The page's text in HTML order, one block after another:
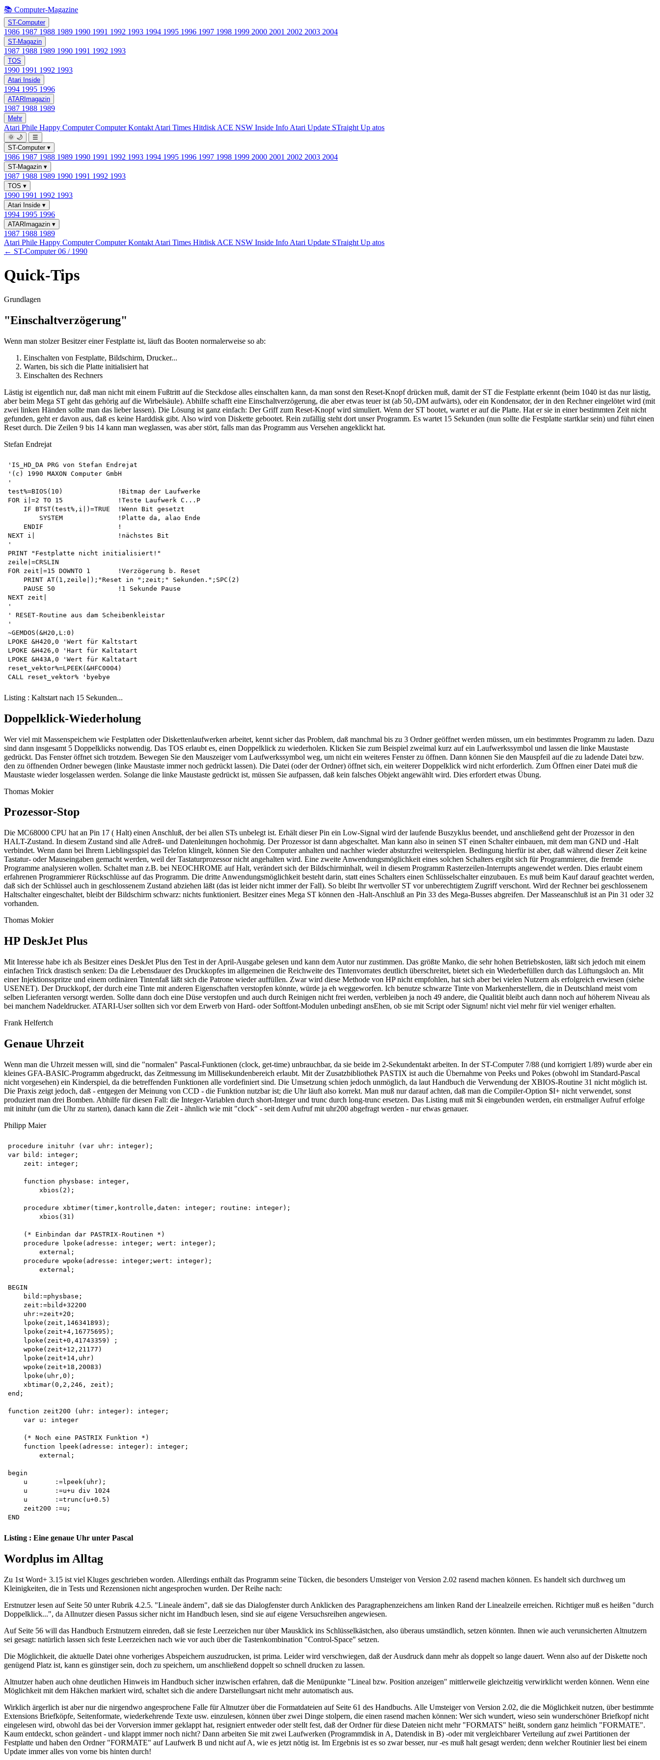
📚 Computer-Magazine
ST-Computer
1986 1987 1988 1989 1990 1991 1992 1993 1994 1995 1996 1997 1998 1999 2000 2001 2002 2003 2004
ST-Magazin
1987 1988 1989 1990 1991 1992 1993
TOS
1990 1991 1992 1993
Atari Inside
1994 1995 1996
ATARImagazin
1987 1988 1989
Mehr
Atari Phile Happy ComputerComputer Kontakt Atari Times Hitdisk ACE NSW Inside Info Atari Update STraight Up atos
🌞 🌙
☰
ST-Computer ▾
1986 1987 1988 1989 1990 1991 1992 1993 1994 1995 1996 1997 1998 1999 2000 2001 2002 2003 2004
ST-Magazin ▾
1987 1988 1989 1990 1991 1992 1993
TOS ▾
1990 1991 1992 1993
Atari Inside ▾
1994 1995 1996
ATARImagazin ▾
1987 1988 1989
Atari Phile Happy ComputerComputer Kontakt Atari Times Hitdisk ACE NSW Inside Info Atari Update STraight Up atos
← ST-Computer 06 / 1990
Quick-Tips
Grundlagen
"Einschaltverzögerung"
Wenn man stolzer Besitzer einer Festplatte ist, läuft das Booten normalerweise so ab:
Einschalten von Festplatte, Bildschirm, Drucker...
Warten, bis sich die Platte initialisiert hat
Einschalten des Rechners
Lästig ist eigentlich nur, daß man nicht mit einem Fußtritt auf die Steckdose alles einschalten kann, da man sonst den Reset-Knopf drücken muß, damit der ST die Festplatte erkennt (beim 1040 ist das nur lästig,
aber beim Mega ST geht das gehörig auf die Wirbelsäule). Abhilfe schafft eine Einschaltverzögerung, die aber etwas teuer ist (ab 50,-DM aufwärts), oder ein Kondensator, der in den Rechner eingelötet wird (mit
zwei linken Händen sollte man das lieber lassen). Die Lösung ist ganz einfach: Der Griff zum Reset-Knopf wird simuliert. Wenn der ST bootet, wartet er auf die Platte. Hat er sie in einer bestimmten Zeit nicht
gefunden, geht er davon aus, daß es keine Harddisk gibt. Also wird von Diskette gebootet. Rein zufällig steht dort unser Programm. Es wartet 15 Sekunden (nun sollte die Festplatte startklar sein) und führt einen
Reset durch. Die Zeilen 9 bis 14 kann man weglassen, was aber stört, falls man das Programm aus Versehen angeklickt hat.
Stefan Endrejat
'IS_HD_DA PRG von Stefan Endrejat
'(c) 1990 MAXON Computer GmbH
'
test%=BIOS(10)              !Bitmap der Laufwerke
FOR i|=2 TO 15              !Teste Laufwerk C...P
    IF BTST(test%,i|)=TRUE  !Wenn Bit gesetzt
        SYSTEM              !Platte da, alao Ende
    ENDIF                   !
NEXT i|                     !nächstes Bit
'
PRINT "Festplatte nicht initialisiert!"
zeile|=CRSLIN
FOR zeit|=15 DOWNTO 1       !Verzögerung b. Reset
    PRINT AT(1,zeile|);"Reset in ";zeit;" Sekunden.";SPC(2)
    PAUSE 50                !1 Sekunde Pause
NEXT zeit|
'
' RESET-Routine aus dam Scheibenkleistar
'
~GEMDOS(&H20,L:0)
LPOKE &H420,0 'Wert für Kaltstart
LPOKE &H426,0 'Hart für Kaltatart
LPOKE &H43A,0 'Wert für Kaltatart
reset_vektor%=LPEEK(&HFC0004)
Listing : Kaltstart nach 15 Sekunden...
Doppelklick-Wiederholung
Wer viel mit Massenspeichem wie Festplatten oder Diskettenlaufwerken arbeitet, kennt sicher das Problem, daß manchmal bis zu 3 Ordner geöffnet werden müssen, um ein bestimmtes Programm zu laden. Dazu
sind dann insgesamt 5 Doppelklicks notwendig. Das TOS erlaubt es, einen Doppelklick zu wiederholen. Klicken Sie zum Beispiel zweimal kurz auf ein Laufwerkssymbol und lassen die linke Maustaste
gedrückt. Das Fenster öffnet sich trotzdem. Bewegen Sie den Mauszeiger vom Laufwerkssymbol weg, um nicht ein weiteres Fenster zu öffnen. Dann können Sie den Mauspfeil auf die zu ladende Datei bzw.
den zu öffnenden Ordner bewegen (linke Maustaste immer noch gedrückt lassen). Die Datei (oder der Ordner) öffnet sich, ein weiterer Doppelklick wird nicht erforderlich. Zum Öffnen einer Datei muß die
Maustaste wieder losgelassen werden. Solange die linke Maustaste gedrückt ist, müssen Sie aufpassen, daß kein falsches Objekt angewählt wird. Dies erfordert etwas Übung.
Thomas Mokier
Prozessor-Stop
Die MC68000 CPU hat an Pin 17 ( Halt) einen Anschluß, der bei allen STs unbelegt ist. Erhält dieser Pin ein Low-Signal wird der laufende Buszyklus beendet, und anschließend geht der Prozessor in den
HALT-Zustand. In diesem Zustand sind alle Adreß- und Datenleitungen hochohmig. Der Prozessor ist dann abgeschaltet. Man kann also in seinen ST einen Schalter einbauen, mit dem man GND und -Halt
verbindet. Wenn dann bei Ihrem Lieblingsspiel das Telefon klingelt, können Sie den Computer anhalten und nachher wieder absturzfrei weiterspielen. Bedingung hierfür ist aber, daß während dieser Zeit keine
Tastatur- oder Mauseingaben gemacht werden, weil der Tastaturprozessor nicht angehalten wird. Eine zweite Anwendungsmöglichkeit eines solchen Schalters ergibt sich für Programmierer, die fremde
Programme analysieren wollen. Schaltet man z.B. bei NEOCHROME auf Halt, verändert sich der Bildschirminhalt, weil in diesem Programm Rasterzeilen-Interrupts angewendet werden. Dies erlaubt einem
erfahrenen Programmierer Rückschlüsse auf das Programm. Die dritte Anwendungsmöglichkeit besteht darin, statt eines Schalters einen Schlüsselschalter einzubauen. Es muß beim Kauf darauf geachtet werden,
daß sich der Schlüssel auch in geschlossenem Zustand abziehen läßt (das ist leider nicht immer der Fall). So bleibt Ihr wertvoller ST vor unberechtigtem Zugriff verschont. Wird der Rechner bei geschlossenem
Haltschalter eingeschaltet, bleibt der Bildschirm schwarz: nichts funktioniert. Besitzer eines Mega ST können den -Halt-Anschluß an Pin 33 des Mega-Busses abgreifen. Der Masseanschluß ist an Pin 31 oder 32
vorhanden.
Thomas Mokier
HP DeskJet Plus
Mit Interesse habe ich als Besitzer eines DeskJet Plus den Test in der April-Ausgabe gelesen und kann dem Autor nur zustimmen. Das größte Manko, die sehr hohen Betriebskosten, läßt sich jedoch mit einem
einfachen Trick drastisch senken: Da die Lebensdauer des Druckkopfes im allgemeinen die Reichweite des Tintenvorrates deutlich überschreitet, bietet sich ein Wiederbefüllen durch das Lüftungsloch an. Mit
einer Injektionsspritze und einem ordinären Tintenfaß läßt sich die Patrone wieder auffüllen. Zwar wird diese Methode von HP nicht empfohlen, hat sich aber bei vielen Nutzern als erfolgreich erwiesen (siehe
USENET). Der Druckkopf, der durch eine Tinte mit anderen Eigenschaften verstopfen könnte, würde ja eh weggeworfen. Ich benutze schwarze Tinte von Markenherstellern, die in Deutschland meist vom
selben Lieferanten versorgt werden. Sollte dann doch eine Düse verstopfen und auch durch Reinigen nicht frei werden, verbleiben ja noch 49 andere, die Qualität bleibt auch dann noch auf höherem Niveau als
bei manchem Nadeldrucker. ATARI-User sollten sich vor dem Erwerb von Hard- oder Softfont-Modulen unbedingt ansEhen, ob sie mit Script oder Signum! nicht viel mehr für viel weniger erhalten.
Frank Helfertch
Genaue Uhrzeit
Wenn man die Uhrzeit messen will, sind die "normalen" Pascal-Funktionen (clock, get-time) unbrauchbar, da sie beide im 2-Sekundentakt arbeiten. In der ST-Computer 7/88 (und korrigiert 1/89) wurde aber ein
kleines GFA-BASIC-Programm abgedruckt, das Zeitmessung im Millisekundenbereich erlaubt. Mit der Zusatzbibliothek PASTIX ist auch die Übernahme von Peeks und Pokes (obwohl im Standard-Pascal
nicht vorgesehen) ein Kinderspiel, da die betreffenden Funktionen alle vordefiniert sind. Die Umsetzung schien jedoch unmöglich, da laut Handbuch die Verwendung der XBIOS-Routine 31 nicht möglich ist.
Die Praxis zeigt jedoch, daß - entgegen der Meinung von CCD - die Funktion nutzbar ist; die Uhr läuft also korrekt. Man muß nur darauf achten, daß man die Compiler-Option $I+ nicht verwendet, sonst
produziert man drei Bomben. Abhilfe für diesen Fall: die Integer-Variablen durch short-Integer und trunc durch long-trunc ersetzen. Das Listing muß mit $i eingebunden werden, ein erstmaliger Aufruf erfolge
mit inituhr (um die Uhr zu starten), danach kann die Zeit - ähnlich wie mit "clock" - seit dem Aufruf mit uhr200 abgefragt werden - nur etwas genauer.
Philipp Maier
procedure inituhr (var uhr: integer);
var bild: integer;
    zeit: integer;
    function physbase: integer,
        xbios(2);
    procedure xbtimer(timer,kontrolle,daten: integer; routine: integer);
        xbios(31)
    (* Einbindan dar PASTRIX-Routinen *)
    procedure lpoke(adresse: integer; wert: integer);
        external;
    procedure wpoke(adresse: integer;wert: integer);
        external;
BEGIN
    bild:=physbase;
    zeit:=bild+32200
    uhr:=zeit+20;
    lpoke(zeit,146341893);
    lpoke(zeit+4,16775695);
    lpoke(zeit+0,41743359) ;
    wpoke(zeit+12,21177)
    lpoke(zeit+14,uhr)
    wpoke(zeit+18,20083)
    lpoke(uhr,0);
    xbtimar(0,2,246, zeit);
end;
function zeit200 (uhr: integer): integer;
    var u: integer
    (* Noch eine PASTRIX Funktion *)
    function lpeek(adresse: integer): integer;
        external;
begin
    u       :=lpeek(uhr);
    u       :=u+u div 1024
    u       :=trunc(u+0.5)
    zeit200 :=u;
Listing : Eine genaue Uhr unter Pascal
Wordplus im Alltag
Zu 1st Word+ 3.15 ist viel Kluges geschrieben worden. Allerdings enthält das Programm seine Tücken, die besonders Umsteiger von Version 2.02 rasend machen können. Es handelt sich durchweg um
Kleinigkeiten, die in Tests und Rezensionen nicht angesprochen wurden. Der Reihe nach:
Erstnutzer lesen auf Seite 50 unter Rubrik 4.2.5. "Lineale ändern", daß sie das Dialogfenster durch Anklicken des Paragraphenzeichens am linken Rand der Linealzeile erreichen. Richtiger muß es heißen "durch
Doppelklick...", da Allnutzer diesen Passus sicher nicht im Handbuch lesen, sind sie auf eigene Versuchsreihen angewiesen.
Auf Seite 56 will das Handbuch Erstnutzern einreden, daß sie feste Leerzeichen nur über Mausklick ins Schlüsselkästchen, also überaus umständlich, setzen könnten. Ihnen wie auch verunsicherten Altnutzern
sei gesagt: natürlich lassen sich feste Leerzeichen nach wie vor auch über die Tastenkombination "Control-Space" setzen.
Die Möglichkeit, die aktuelle Datei ohne vorheriges Abspeichern auszudrucken, ist prima. Leider wird verschwiegen, daß der Ausdruck dann mehr als doppelt so lange dauert. Wenn also auf der Diskette noch
genügend Platz ist, kann es günstiger sein, doch zu speichern, um anschließend doppelt so schnell drucken zu lassen.
Altnutzer haben auch ohne deutlichen Hinweis im Handbuch sicher inzwischen erfahren, daß die Menüpunkte "Lineal bzw. Position anzeigen" mittlerweile gleichzeitig verwirklicht werden können. Wenn eine
Möglichkeit mit dem Häkchen markiert wird, schaltet sich die andere Darstellungsart nicht mehr automatisch aus.
Wirklich ärgerlich ist aber nur die nirgendwo angesprochene Falle für Altnutzer über die Formatdateien auf Seite 61 des Handbuchs. Alle Umsteiger von Version 2.02, die die Möglichkeit nutzen, über bestimmte
Extensions Briefköpfe, Seitenformate, wiederkehrende Texte usw. einzulesen, können über zwei Dinge stolpern, die einen rasend machen können: Wer sich wundert, wieso sein wunderschöner Briefkopf nicht
eingelesen wird, obwohl das bei der Vorversion immer geklappt hat, resigniert entweder oder stellt fest, daß der Ordner für diese Dateien nicht mehr "FORMATS" heißt, sondern ganz heimlich "FORMATE".
Kaum entdeckt, schon geändert - und klappt immer noch nicht? Dann arbeiten Sie mit zwei Laufwerken (Programmdisk in A, Datendisk in B) -oder mit vergleichbarer Verteilung auf zwei Partitionen der
Festplatte und haben den Ordner "FORMATE" auf Laufwerk B und nicht auf A, wie es jetzt nötig ist. Im Ergebnis ist es so zwar besser, nur -es muß halt gesagt werden; denn welcher Routinier liest bei einem
Update immer alles von vorne bis hinten durch!